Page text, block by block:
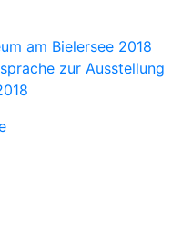
am Bielersee 2018
zur Ausstellung